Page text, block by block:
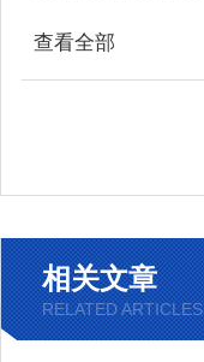
查看全部
相关文章
RELATED ARTICLES